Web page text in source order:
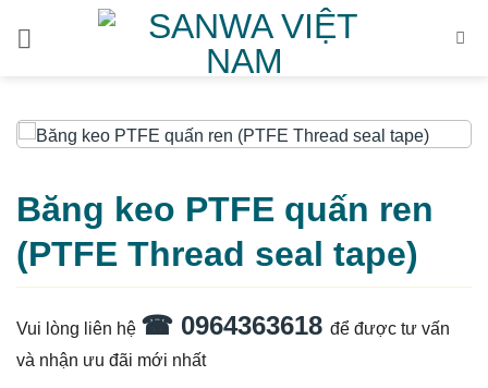
Băng keo PTFE quấn ren
(PTFE Thread seal tape)
Vui lòng liên hệ ☎ 0964363618 để được tư vấn
và nhận ưu đãi mới nhất